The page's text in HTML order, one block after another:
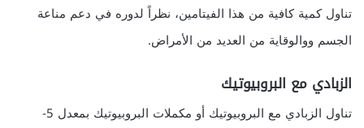
تناول كمية كافية من هذا الفيتامين، نظراً لدوره في دعم مناعة
الجسم ووالوقاية من العديد من الأمراض.
الزبادي مع البروبيوتيك
تناول الزبادي مع البروبيوتيك أو مكملات البروبيوتيك بمعدل 5-